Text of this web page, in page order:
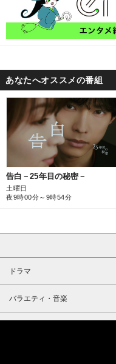
あなたへオススメの番組
告白－25年目の秘密－
土曜日
夜9時00分～9時54分
ドラマ
バラエティ・音楽